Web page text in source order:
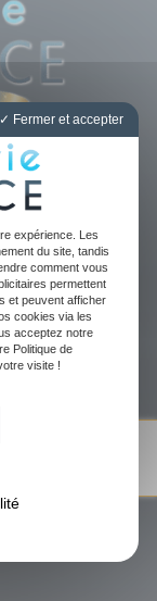
81 52
vente
Fermer et accepter
expérience. Les
du site, tandis
comment vous
permettent
et peuvent afficher
cookies via les
acceptez notre
Politique de
visite !